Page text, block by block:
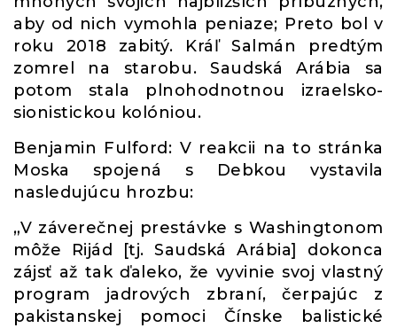
aby od nich vymohla peniaze; Preto bol v
roku 2018 zabitý. Kráľ Salmán predtým
zomrel na starobu. Saudská Arábia sa
potom stala plnohodnotnou izraelsko-
sionistickou kolóniou.
Benjamin Fulford: V reakcii na to stránka
Moska spojená s Debkou vystavila
nasledujúcu hrozbu:
„V záverečnej prestávke s Washingtonom
môže Rijád [tj. Saudská Arábia] dokonca
zájsť až tak ďaleko, že vyvinie svoj vlastný
program jadrových zbraní, čerpajúc z
pakistanskej pomoci Čínske balistické